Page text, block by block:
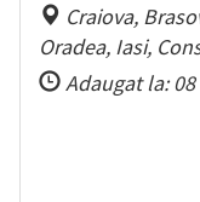
Craiova,
Oradea, Iasi,
Adaugat la: